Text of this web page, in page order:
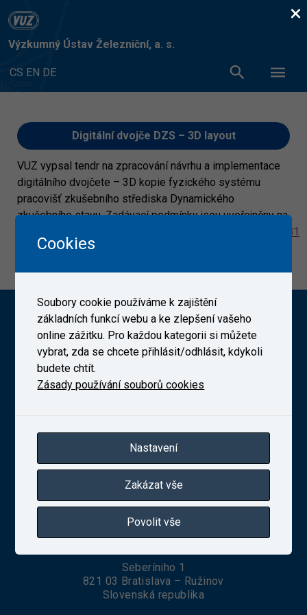
Výzkumný Ústav Železniční, a. s.
CS EN DE
Digitální dvojče DZS – 3D layout
VUZ vypsal tendr na zpracování návrhu a implementace
digitálního dvojčete – 3D kopie fyzického systému
pracovišť zkušebního střediska Dynamického
zkušebního stavu. Zadávací podmínky jsou uveřejněny na
https://tenderarena.cz/dodavatel/zakazka/476181
Výzkumný Ústav Železniční, a. s. (VUZ)
Novodvorská 1698/138b, Praha 4
soudem v Praze, oddíl B, vložka 10025
VUZ Slovakia, s. r. o.
Seberíniho 1
821 03 Bratislava – Ružinov
Slovenská republika
×
Cookies
Soubory cookie používáme k zajištění
základních funkcí webu a ke zlepšení vašeho
online zážitku. Pro každou kategorii si můžete
vybrat, zda se chcete přihlásit/odhlásit, kdykoli
budete chtít.
Zásady používání souborů cookies
Nastavení
Zakázat vše
Povolit vše